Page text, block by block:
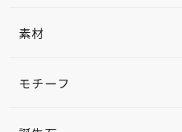
素材
モチーフ